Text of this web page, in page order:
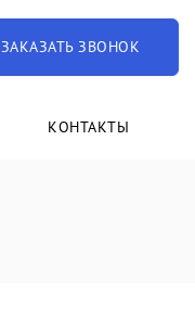
ЗАКАЗАТЬ ЗВОНОК
КОНТАКТЫ